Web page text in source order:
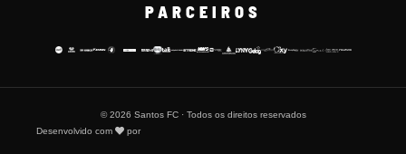
PARCEIROS
© 2026 Santos FC · Todos os direitos reservados
Desenvolvido com
por